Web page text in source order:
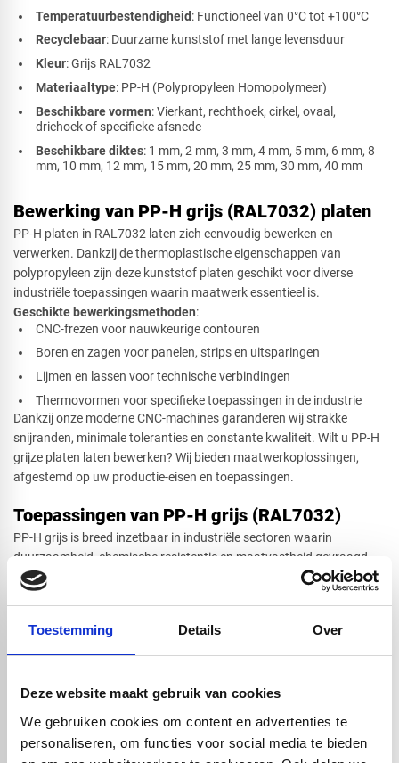
Toestemming Details Over
Deze website maakt gebruik van cookies
We gebruiken cookies om content en advertenties te
personaliseren, om functies voor social media te bieden
Temperatuurbestendigheid: Functioneel van 0°C tot +100°C
Recyclebaar: Duurzame kunststof met lange levensduur
Kleur: Grijs RAL7032
Materiaaltype: PP-H (Polypropyleen Homopolymeer)
Beschikbare vormen: Vierkant, rechthoek, cirkel, ovaal,
driehoek of specifieke afsnede
Beschikbare diktes: 1 mm, 2 mm, 3 mm, 4 mm, 5 mm, 6 mm, 8
mm, 10 mm, 12 mm, 15 mm, 20 mm, 25 mm, 30 mm, 40 mm
Bewerking van PP-H grijs (RAL7032) platen
PP-H platen in RAL7032 laten zich eenvoudig bewerken en
verwerken. Dankzij de thermoplastische eigenschappen van
polypropyleen zijn deze kunststof platen geschikt voor diverse
industriële toepassingen waarin maatwerk essentieel is.
Geschikte bewerkingsmethoden:
CNC-frezen voor nauwkeurige contouren
Boren en zagen voor panelen, strips en uitsparingen
Lijmen en lassen voor technische verbindingen
Thermovormen voor specifieke toepassingen in de industrie
Dankzij onze moderne CNC-machines garanderen wij strakke
snijranden, minimale toleranties en constante kwaliteit. Wilt u PP-H
grijze platen laten bewerken? Wij bieden maatwerkoplossingen,
afgestemd op uw productie-eisen en toepassingen.
Toepassingen van PP-H grijs (RAL7032)
PP-H grijs is breed inzetbaar in industriële sectoren waarin
duurzaamheid, chemische resistentie en maatvastheid gevraagd
zijn. De neutrale grijze kleur maakt het materiaal ideaal voor
Leidingsystemen, afdekkappen en tanks in de chemische
installatietechniek
werkplaatsen
Onderdelen in ventilatiesystemen en luchttechnische